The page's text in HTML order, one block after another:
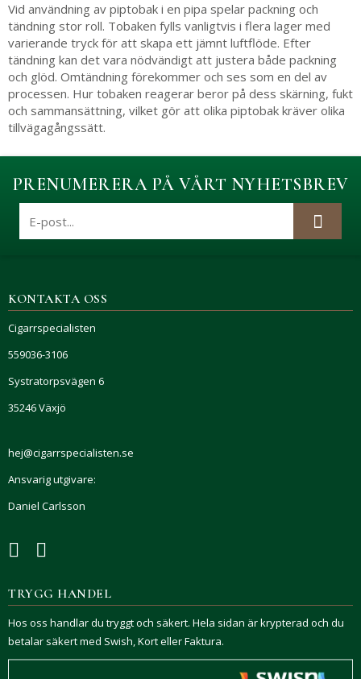
Vid användning av piptobak i en pipa spelar packning och
tändning stor roll. Tobaken fylls vanligtvis i flera lager med
varierande tryck för att skapa ett jämnt luftflöde. Efter
tändning kan det vara nödvändigt att justera både packning
och glöd. Omtändning förekommer och ses som en del av
processen. Hur tobaken reagerar beror på dess skärning, fukt
och sammansättning, vilket gör att olika piptobak kräver olika
tillvägagångssätt.
PRENUMERERA PÅ VÅRT NYHETSBREV
KONTAKTA OSS
Cigarrspecialisten
559036-3106
Systratorpsvägen 6
35246 Växjö
hej@cigarrspecialisten.se
Ansvarig utgivare:
Daniel Carlsson
TRYGG HANDEL
Hos oss handlar du tryggt och säkert. Hela sidan är krypterad och du
betalar säkert med Swish, Kort eller Faktura.